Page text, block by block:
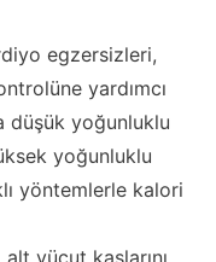
egzersizleri,
yardımcı
düşük yoğunluklu
yoğunluklu
yöntemlerle kalori
vücut kaslarını